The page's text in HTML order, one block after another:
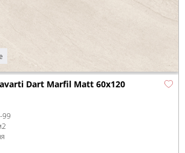
Dart Marfil Matt 60x120
-99
2